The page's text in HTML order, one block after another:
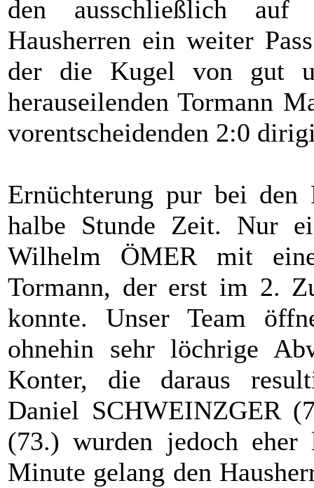
den ausschließlich auf
Hausherren ein weiter
der die Kugel von gut
herauseilenden Tormann
vorentscheidenden 2:0
Ernüchterung pur bei
halbe Stunde Zeit. Nur
Wilhelm ÖMER mit
Tormann, der erst im 2.
konnte. Unser Team
ohnehin sehr löchrige
Konter, die daraus
Daniel SCHWEINZGER
(73.) wurden jedoch
Minute gelang den